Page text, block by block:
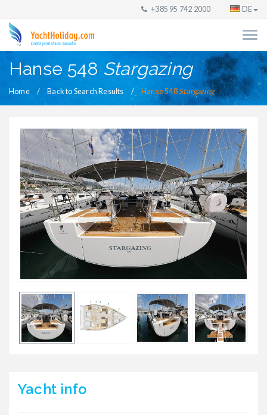
+385 95 742 2000 DE
Hanse 548 Stargazing
Home Back to Search Results Hanse 548Stargazing
Yacht info